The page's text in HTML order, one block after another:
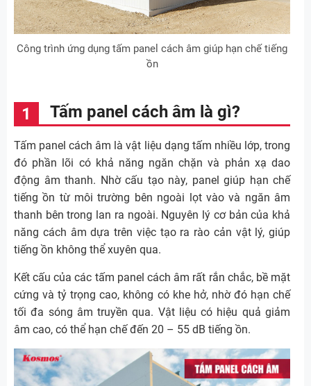
Công trình ứng dụng tấm panel cách âm giúp hạn chế tiếng
ồn
Tấm panel cách âm là gì?
Tấm panel cách âm là vật liệu dạng tấm nhiều lớp, trong
đó phần lõi có khả năng ngăn chặn và phản xạ dao
động âm thanh. Nhờ cấu tạo này, panel giúp hạn chế
tiếng ồn từ môi trường bên ngoài lọt vào và ngăn âm
thanh bên trong lan ra ngoài. Nguyên lý cơ bản của khả
năng cách âm dựa trên việc tạo ra rào cản vật lý, giúp
tiếng ồn không thể xuyên qua.
Kết cấu của các tấm panel cách âm rất rắn chắc, bề mặt
cứng và tỷ trọng cao, không có khe hở, nhờ đó hạn chế
tối đa sóng âm truyền qua. Vật liệu có hiệu quả giảm
âm cao, có thể hạn chế đến 20 – 55 dB tiếng ồn.